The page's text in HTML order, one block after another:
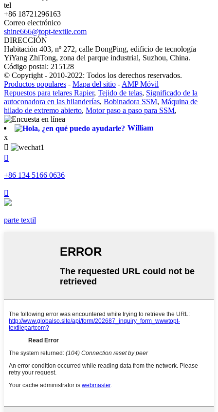
tel
+86 18721296163
Correo electrónico
shine666@topt-textile.com
DIRECCIÓN
Habitación 403, nº 272, calle DongPing, edificio de tecnología
YiYang ZhiTong, zona del parque industrial, Suzhou, China.
Código postal: 215128
© Copyright - 2010-2022: Todos los derechos reservados.
Productos populares - Mapa del sitio - AMP Móvil
Repuestos para telares Rapier, Tejido de telas, Significado de la
autoconadora en las hilanderías, Bobinadora SSM, Máquina de
hilado de extremo abierto, Motor paso a paso para SSM,
William
x


+86 134 5166 0636

parte textil